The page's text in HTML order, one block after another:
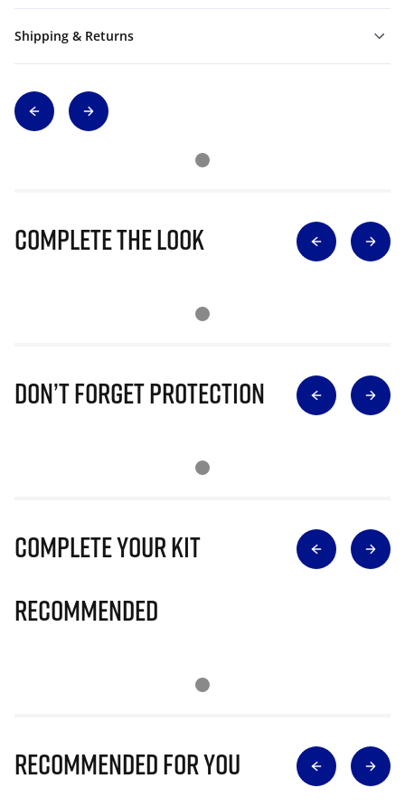
Shipping & Returns
Complete The Look
Don’t Forget Protection
Complete Your Kit
Recommended
Recommended for you